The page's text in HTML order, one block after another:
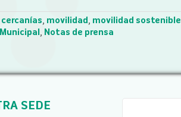
cercanías, movilidad , movilidad sostenible
, Notas de prensa
SEDE